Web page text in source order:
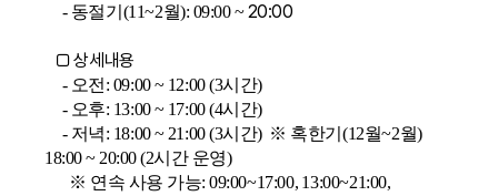
- 동절기(11~2월): 09:00 ~20:00
□ 상세내용
- 오전: 09:00 ~ 12:00 (3시간)
- 오후: 13:00 ~ 17:00 (4시간)
- 저녁: 18:00 ~ 21:00 (3시간) ※ 혹한기(12월~2월)
18:00 ~ 20:00 (2시간 운영)
※ 연속 사용 가능: 09:00~17:00, 13:00~21:00,